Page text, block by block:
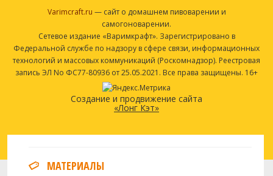
Varimcraft.ru — сайт о домашнем пивоварении и
самогоноварении.
Сетевое издание «Варимкрафт». Зарегистрировано в
Федеральной службе по надзору в сфере связи, информационных
технологий и массовых коммуникаций (Роскомнадзор). Реестровая
запись ЭЛ No ФС77-80936 от 25.05.2021. Все права защищены. 16+
Создание и продвижение сайта
«Лонг Кэт»
МАТЕРИАЛЫ